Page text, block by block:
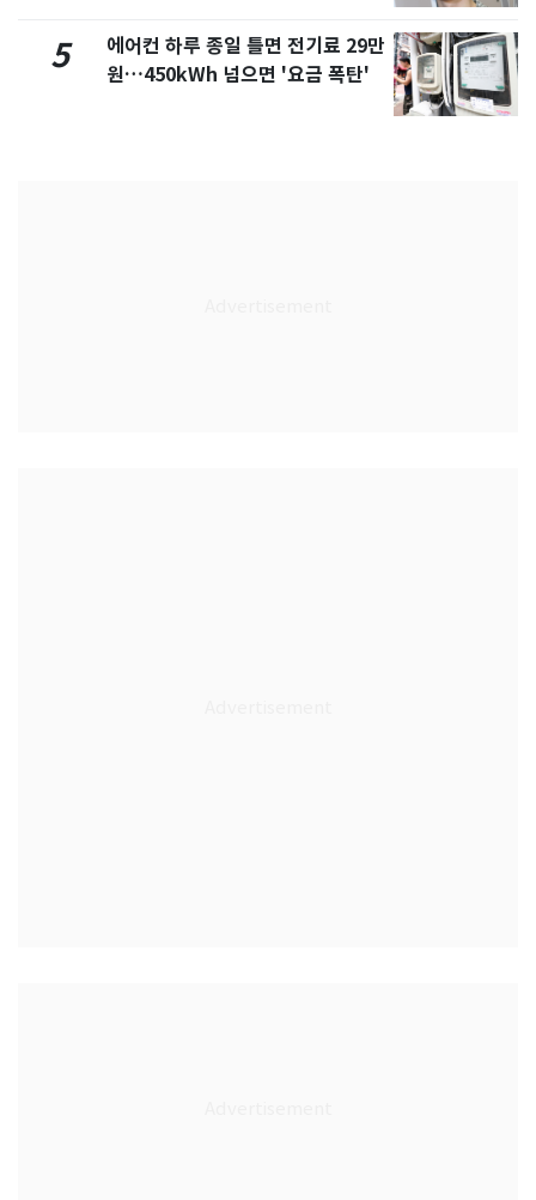
5
에어컨 하루 종일 틀면 전기료 29만
원…450kWh 넘으면 '요금 폭탄'